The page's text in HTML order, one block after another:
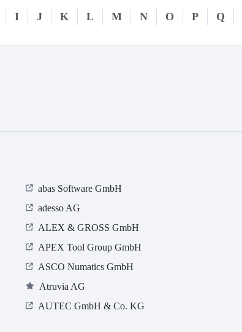
I J K L M N O P Q
abas Software GmbH
adesso AG
ALEX & GROSS GmbH
APEX Tool Group GmbH
ASCO Numatics GmbH
Atruvia AG
AUTEC GmbH & Co. KG